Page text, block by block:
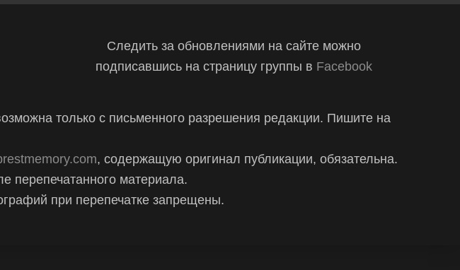
Следить за обновлениями на сайте можно
подписавшись на страницу группы в Facebook
только с письменного разрешения редакции. Пишите на
, содержащую оригинал публикации, обязательна.
перепечатанного материала.
при перепечатке запрещены.